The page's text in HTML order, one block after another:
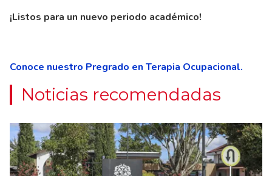
¡Listos para un nuevo periodo académico!
Conoce nuestro Pregrado en Terapia Ocupacional.
Noticias recomendadas